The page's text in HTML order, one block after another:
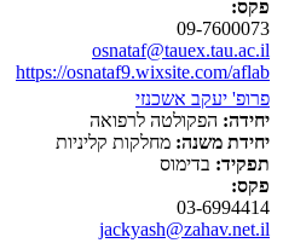
פקס:
09-7600073
osnataf@tauex.tau.ac.il
https://osnataf9.wixsite.com/aflab
פרופ' יעקב אשכנזי
יחידה: הפקולטה לרפואה
יחידת משנה: מחלקות קליניות
תפקיד: בדימוס
פקס:
03-6994414
jackyash@zahav.net.il